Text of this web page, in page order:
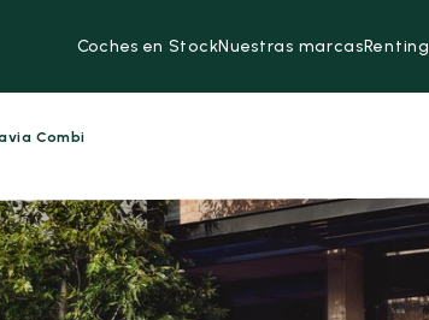
Coches en StockNuestras marcasRenting
Combi